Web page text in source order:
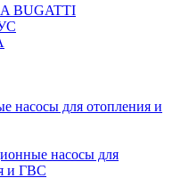
BUGATTI
насосы для отопления и
насосы для
и ГВС